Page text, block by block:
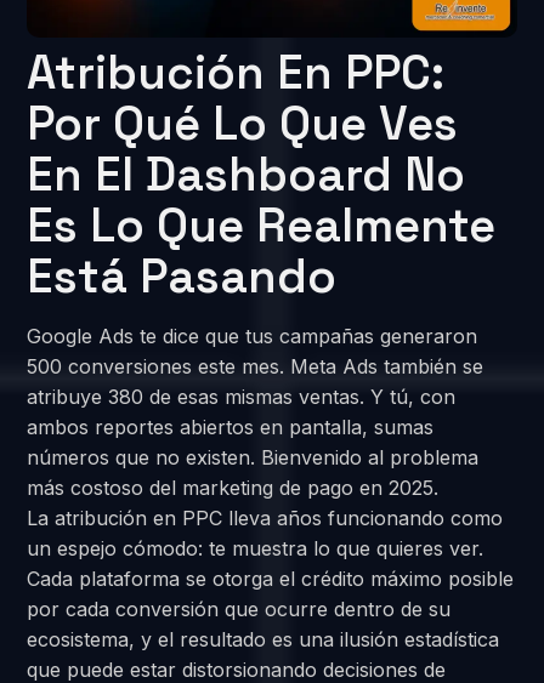
Atribución En PPC:
Por Qué Lo Que Ves
En El Dashboard No
Es Lo Que Realmente
Está Pasando
Google Ads te dice que tus campañas generaron
500 conversiones este mes. Meta Ads también se
atribuye 380 de esas mismas ventas. Y tú, con
ambos reportes abiertos en pantalla, sumas
números que no existen. Bienvenido al problema
más costoso del marketing de pago en 2025.
La atribución en PPC lleva años funcionando como
un espejo cómodo: te muestra lo que quieres ver.
Cada plataforma se otorga el crédito máximo posible
por cada conversión que ocurre dentro de su
ecosistema, y el resultado es una ilusión estadística
que puede estar distorsionando decisiones de